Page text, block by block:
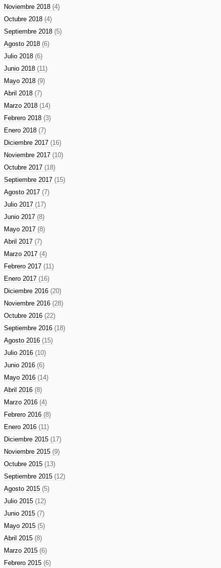
Noviembre 2018 (4)
Octubre 2018 (4)
Septiembre 2018 (5)
Agosto 2018 (6)
Julio 2018 (6)
Junio 2018 (11)
Mayo 2018 (9)
Abril 2018 (7)
Marzo 2018 (14)
Febrero 2018 (3)
Enero 2018 (7)
Diciembre 2017 (16)
Noviembre 2017 (10)
Octubre 2017 (18)
Septiembre 2017 (15)
Agosto 2017 (7)
Julio 2017 (17)
Junio 2017 (8)
Mayo 2017 (8)
Abril 2017 (7)
Marzo 2017 (4)
Febrero 2017 (11)
Enero 2017 (16)
Diciembre 2016 (20)
Noviembre 2016 (28)
Octubre 2016 (22)
Septiembre 2016 (18)
Agosto 2016 (15)
Julio 2016 (10)
Junio 2016 (6)
Mayo 2016 (14)
Abril 2016 (8)
Marzo 2016 (4)
Febrero 2016 (8)
Enero 2016 (11)
Diciembre 2015 (17)
Noviembre 2015 (9)
Octubre 2015 (13)
Septiembre 2015 (12)
Agosto 2015 (5)
Julio 2015 (12)
Junio 2015 (7)
Mayo 2015 (5)
Abril 2015 (8)
Marzo 2015 (6)
Febrero 2015 (6)